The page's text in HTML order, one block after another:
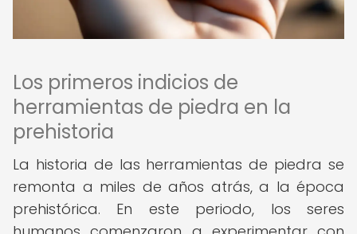
Los primeros indicios de
herramientas de piedra en la
prehistoria
La historia de las herramientas de piedra se
remonta a miles de años atrás, a la época
prehistórica. En este periodo, los seres